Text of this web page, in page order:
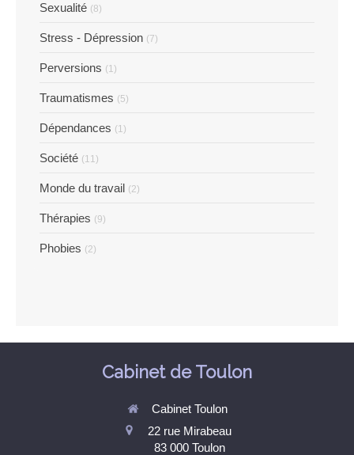
Sexualité (8)
Stress - Dépression (7)
Perversions (1)
Traumatismes (5)
Dépendances (1)
Société (11)
Monde du travail (2)
Thérapies (9)
Phobies (2)
Cabinet de Toulon
Cabinet Toulon
22 rue Mirabeau
83 000 Toulon